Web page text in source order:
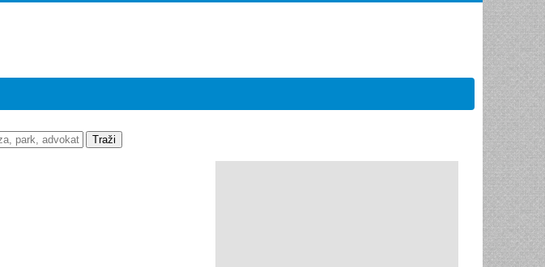
Traži